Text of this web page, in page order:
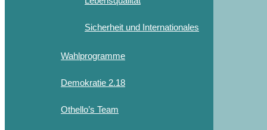
Sicherheit und Internationales
Wahlprogramme
Demokratie 2.18
Othello’s Team